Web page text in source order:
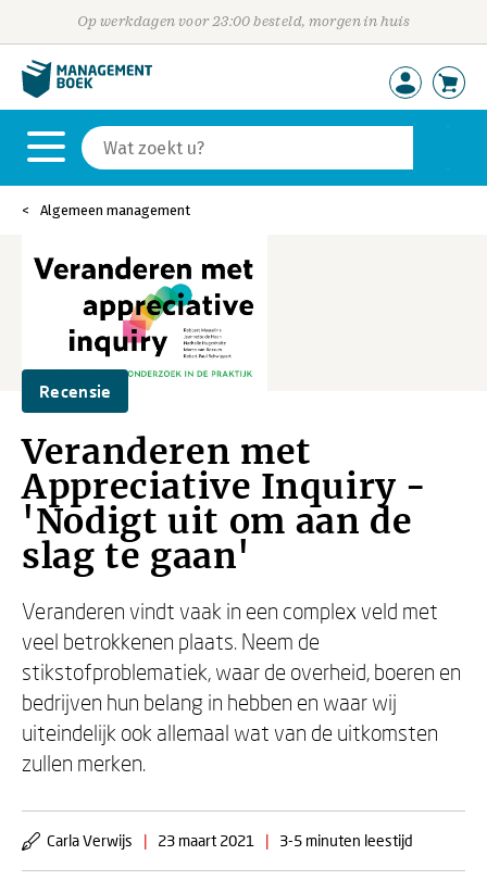
Op werkdagen voor 23:00 besteld, morgen in huis
Algemeen management
Recensie
Veranderen met
Appreciative Inquiry -
'Nodigt uit om aan de
slag te gaan'
Veranderen vindt vaak in een complex veld met
veel betrokkenen plaats. Neem de
stikstofproblematiek, waar de overheid, boeren en
bedrijven hun belang in hebben en waar wij
uiteindelijk ook allemaal wat van de uitkomsten
zullen merken.
Carla Verwijs | 23 maart 2021 | 3-5 minuten leestijd